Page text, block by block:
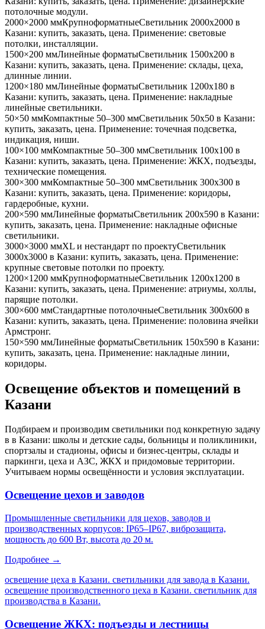
потолочные модули.
2000×2000 ммКрупноформатныеСветильник 2000x2000 в
Казани: купить, заказать, цена. Применение: световые
потолки, инсталляции.
1500×200 ммЛинейные форматыСветильник 1500x200 в
Казани: купить, заказать, цена. Применение: склады, цеха,
длинные линии.
1200×180 ммЛинейные форматыСветильник 1200x180 в
Казани: купить, заказать, цена. Применение: накладные
линейные светильники.
50×50 ммКомпактные 50–300 ммСветильник 50x50 в Казани:
купить, заказать, цена. Применение: точечная подсветка,
индикация, ниши.
100×100 ммКомпактные 50–300 ммСветильник 100x100 в
Казани: купить, заказать, цена. Применение: ЖКХ, подъезды,
технические помещения.
300×300 ммКомпактные 50–300 ммСветильник 300x300 в
Казани: купить, заказать, цена. Применение: коридоры,
гардеробные, кухни.
200×590 ммЛинейные форматыСветильник 200x590 в Казани:
купить, заказать, цена. Применение: накладные офисные
светильники.
3000×3000 ммXL и нестандарт по проектуСветильник
3000x3000 в Казани: купить, заказать, цена. Применение:
крупные световые потолки по проекту.
1200×1200 ммКрупноформатныеСветильник 1200x1200 в
Казани: купить, заказать, цена. Применение: атриумы, холлы,
парящие потолки.
300×600 ммСтандартные потолочныеСветильник 300x600 в
Казани: купить, заказать, цена. Применение: половина ячейки
Армстронг.
150×590 ммЛинейные форматыСветильник 150x590 в Казани:
купить, заказать, цена. Применение: накладные линии,
коридоры.
Освещение объектов и помещений в
Казани
Подбираем и производим светильники под конкретную задачу
в в Казани: школы и детские сады, больницы и поликлиники,
спортзалы и стадионы, офисы и бизнес-центры, склады и
паркинги, цеха и АЗС, ЖКХ и придомовые территории.
Учитываем нормы освещённости и условия эксплуатации.
Освещение цехов и заводов
Промышленные светильники для цехов, заводов и
производственных корпусов: IP65–IP67, виброзащита,
мощность до 600 Вт, высота до 20 м.
Подробнее →
освещение цеха в Казани. светильники для завода в Казани.
освещение производственного цеха в Казани. светильник для
производства в Казани.
Освещение ЖКХ: подъезды и лестницы